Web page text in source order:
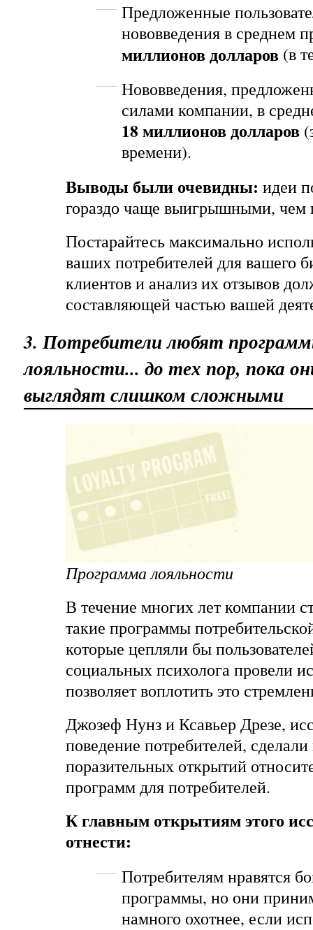
Предложенные
нововведения в среднем
миллионов долларов (в
Нововведения,
силами компании, в
18 миллионов долларов
времени).
Выводы были очевидны: идеи
гораздо чаще выигрышными,
Постарайтесь максимально
ваших потребителей для вашего
клиентов и анализ их отзывов
составляющей частью вашей
3. Потребители любят
лояльности... до тех пор, пока
выглядят слишком сложными
Программа лояльности
В течение многих лет компании
такие программы
которые цепляли бы
социальных психолога провели
позволяет воплотить это
Джозеф Нунз и Ксавьер Дрезе,
поведение потребителей,
поразительных открытий
программ для потребителей.
К главным открытиям этого
отнести:
Потребителям нравятся
программы, но они
намного охотнее, если